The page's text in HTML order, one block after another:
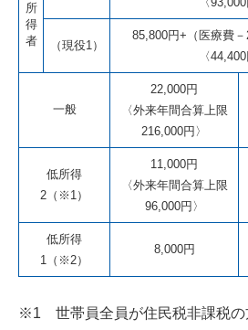
所
得
者
（現役1）
85,800円+（医療費
〈44,400
一般
22,000円
〈外来年間合算上限
216,000円〉
低所得
2（※1）
11,000円
〈外来年間合算上限
96,000円〉
低所得
1（※2）
8,000円
※1 世帯員全員が住民税非課税の